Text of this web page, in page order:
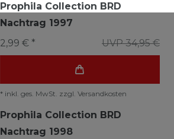
Prophila Collection BRD
Nachtrag 1997
UVP 34,95 €
2,99 € *
* inkl. ges. MwSt. zzgl. Versandkosten
Prophila Collection BRD
Nachtrag 1998